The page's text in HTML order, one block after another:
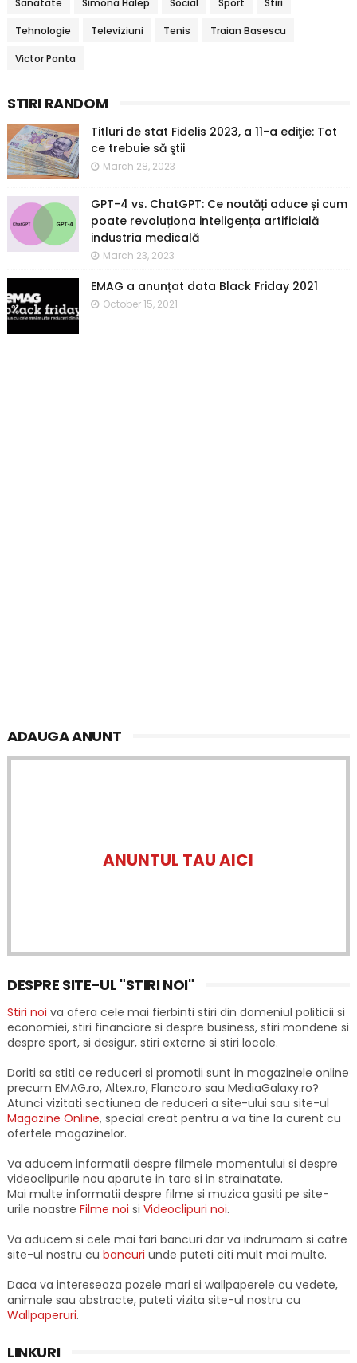
Sanatate Simona Halep Social Sport Stiri
Tehnologie Televiziuni Tenis Traian Basescu
Victor Ponta
STIRI RANDOM
Titluri de stat Fidelis 2023, a 11-a ediţie: Tot
ce trebuie să ştii
March 28, 2023
GPT-4 vs. ChatGPT: Ce noutăți aduce și cum
poate revoluționa inteligența artificială
industria medicală
March 23, 2023
EMAG a anunțat data Black Friday 2021
October 15, 2021
ADAUGA ANUNT
ANUNTUL TAU AICI
DESPRE SITE-UL "STIRI NOI"
Stiri noi va ofera cele mai fierbinti stiri din domeniul politicii si
economiei, stiri financiare si despre business, stiri mondene si
despre sport, si desigur, stiri externe si stiri locale.
Doriti sa stiti ce reduceri si promotii sunt in magazinele online
precum EMAG.ro, Altex.ro, Flanco.ro sau MediaGalaxy.ro?
Atunci vizitati sectiunea de reduceri a site-ului sau site-ul
Magazine Online, special creat pentru a va tine la curent cu
ofertele magazinelor.
Va aducem informatii despre filmele momentului si despre
videoclipurile nou aparute in tara si in strainatate.
Mai multe informatii despre filme si muzica gasiti pe site-
urile noastre Filme noi si Videoclipuri noi.
Va aducem si cele mai tari bancuri dar va indrumam si catre
site-ul nostru cu bancuri unde puteti citi mult mai multe.
Daca va intereseaza pozele mari si wallpaperele cu vedete,
animale sau abstracte, puteti vizita site-ul nostru cu
Wallpaperuri.
LINKURI